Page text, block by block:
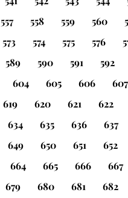
557 558 559 560
573 574 575 576
589 590 591 592
604 605 606 607
619 620 621 622
634 635 636 637
649 650 651 652
664 665 666 667
679 680 681 682